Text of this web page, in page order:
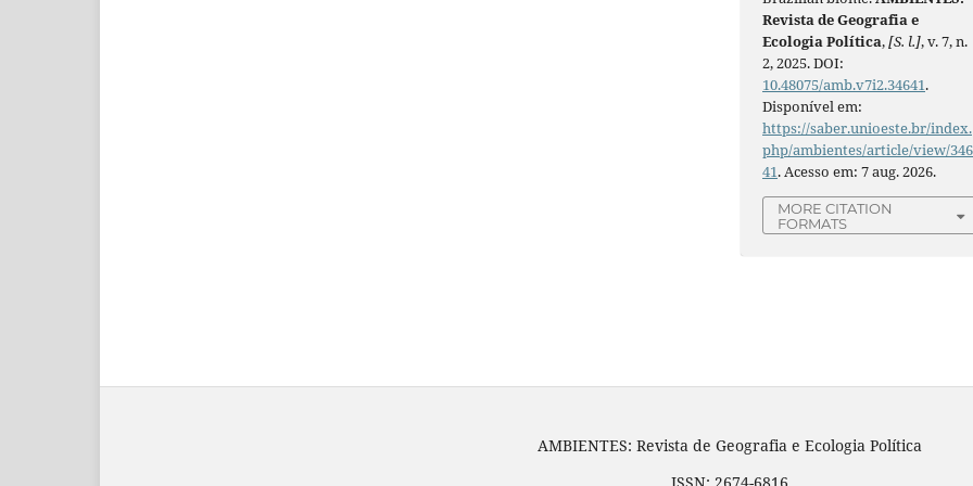
Revista de Geografia e
Ecologia Política,[S. l.], v. 7, n.
2, 2025. DOI:
10.48075/amb.v7i2.34641.
Disponível em:
https://saber.unioeste.br/index.
php/ambientes/article/view/346
41. Acesso em: 7 aug. 2026.
MORE CITATION
FORMATS
AMBIENTES: Revista de Geografia e Ecologia Política